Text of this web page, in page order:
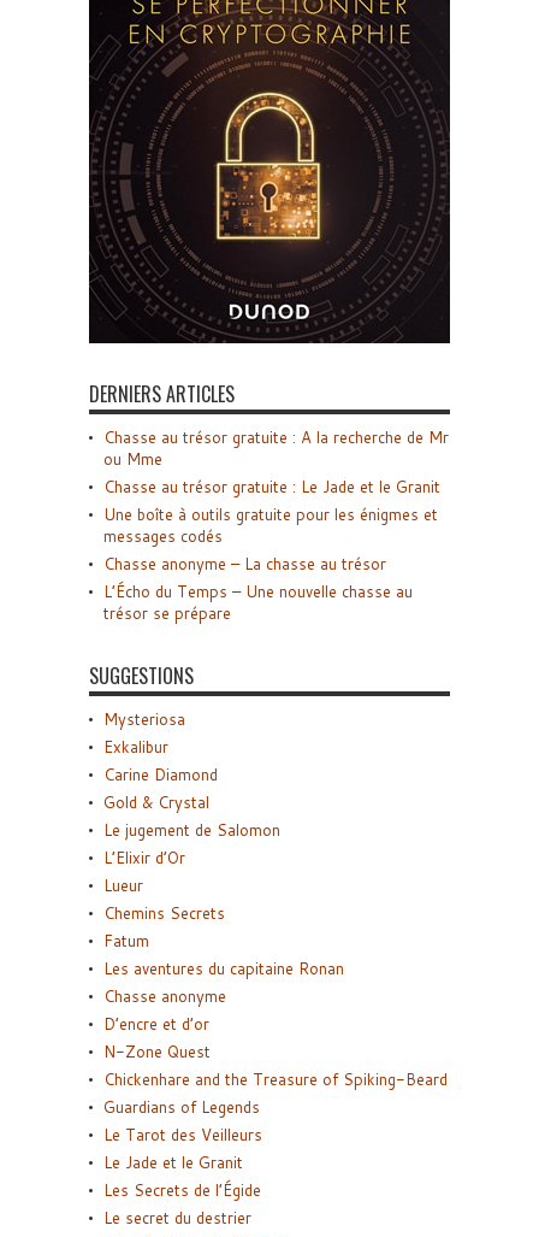
DERNIERS ARTICLES
Chasse au trésor gratuite : A la recherche de Mr
ou Mme
Chasse au trésor gratuite : Le Jade et le Granit
Une boîte à outils gratuite pour les énigmes et
messages codés
Chasse anonyme – La chasse au trésor
L’Écho du Temps – Une nouvelle chasse au
trésor se prépare
SUGGESTIONS
Mysteriosa
Exkalibur
Carine Diamond
Gold & Crystal
Le jugement de Salomon
L’Elixir d’Or
Lueur
Chemins Secrets
Fatum
Les aventures du capitaine Ronan
Chasse anonyme
D’encre et d’or
N-Zone Quest
Chickenhare and the Treasure of Spiking-Beard
Guardians of Legends
Le Tarot des Veilleurs
Le Jade et le Granit
Les Secrets de l’Égide
Le secret du destrier